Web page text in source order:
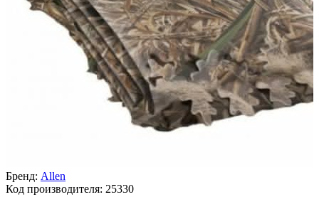
Бренд: Allen
Код производителя: 25330